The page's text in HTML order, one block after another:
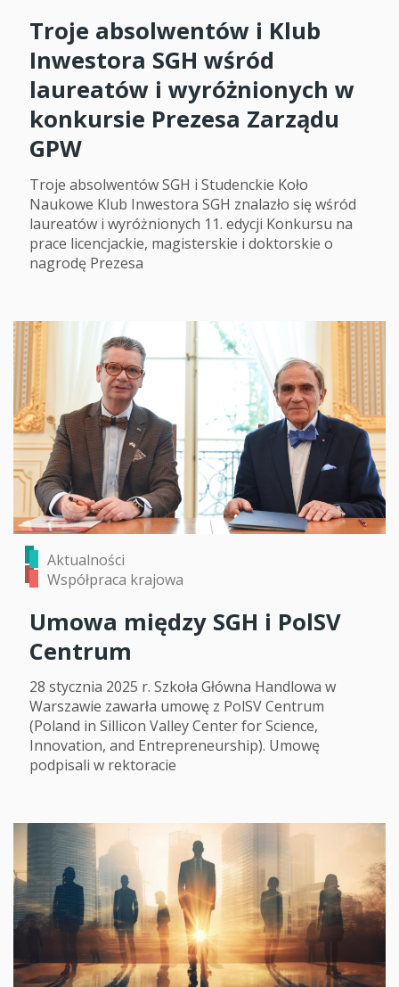
Troje absolwentów i Klub
Inwestora SGH wśród
laureatów i wyróżnionych w
konkursie Prezesa Zarządu
GPW
Troje absolwentów SGH i Studenckie Koło
Naukowe Klub Inwestora SGH znalazło się wśród
laureatów i wyróżnionych 11. edycji Konkursu na
prace licencjackie, magisterskie i doktorskie o
nagrodę Prezesa
Aktualności
Współpraca krajowa
Umowa między SGH i PolSV
Centrum
28 stycznia 2025 r. Szkoła Główna Handlowa w
Warszawie zawarła umowę z PolSV Centrum
(Poland in Sillicon Valley Center for Science,
Innovation, and Entrepreneurship). Umowę
podpisali w rektoracie